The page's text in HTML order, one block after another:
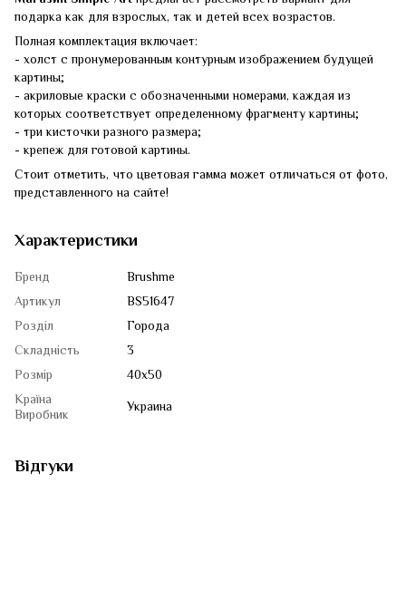
подарка как для взрослых, так и детей всех возрастов.
Полная комплектация включает:
- холст с пронумерованным контурным изображением будущей
картины;
- акриловые краски с обозначенными номерами, каждая из
которых соответствует определенному фрагменту картины;
- три кисточки разного размера;
- крепеж для готовой картины.
Стоит отметить, что цветовая гамма может отличаться от фото,
представленного на сайте!
Характеристики
Бренд
Brushme
Артикул
BS51647
Розділ
Города
Складність
3
Розмір
40x50
Країна
Виробник
Украина
Відгуки